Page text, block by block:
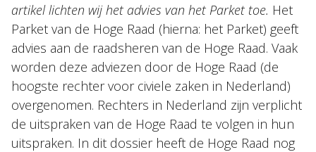
artikel lichten wij het advies van het Parket toe. Het
Parket van de Hoge Raad (hierna: het Parket) geeft
advies aan de raadsheren van de Hoge Raad. Vaak
worden deze adviezen door de Hoge Raad (de
hoogste rechter voor civiele zaken in Nederland)
overgenomen. Rechters in Nederland zijn verplicht
de uitspraken van de Hoge Raad te volgen in hun
uitspraken. In dit dossier heeft de Hoge Raad nog